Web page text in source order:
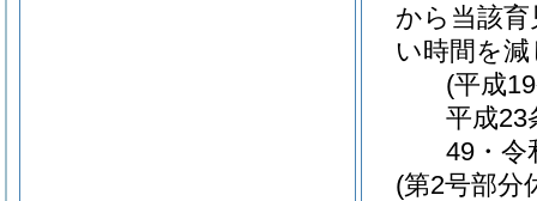
から当該
い時間を
(平成
平成23
49・令
(第2号部分